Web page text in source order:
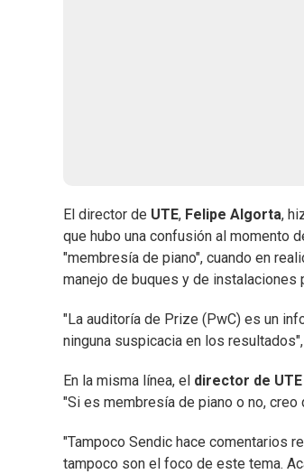
El director de UTE, Felipe Algorta,
que hubo una confusión al momento
"membresía de piano", cuando en
manejo de buques y de instalaciones
"La auditoría de Prize (PwC) es un
ninguna suspicacia en los
En la misma línea, el director de UTE
"Si es membresía de piano o no, creo
"Tampoco Sendic hace comentarios
tampoco son el foco de este tema.